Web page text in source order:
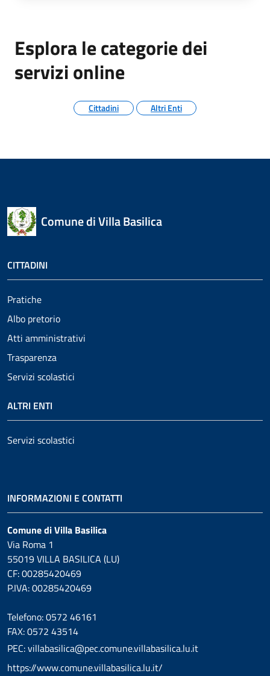
Esplora le categorie dei
servizi online
Cittadini Altri Enti
Comune di Villa Basilica
CITTADINI
Pratiche
Albo pretorio
Atti amministrativi
Trasparenza
Servizi scolastici
ALTRI ENTI
Servizi scolastici
INFORMAZIONI E CONTATTI
Comune di Villa Basilica
Via Roma 1
55019 VILLA BASILICA (LU)
CF: 00285420469
P.IVA: 00285420469
Telefono: 0572 46161
FAX: 0572 43514
PEC: villabasilica@pec.comune.villabasilica.lu.it
https://www.comune.villabasilica.lu.it/